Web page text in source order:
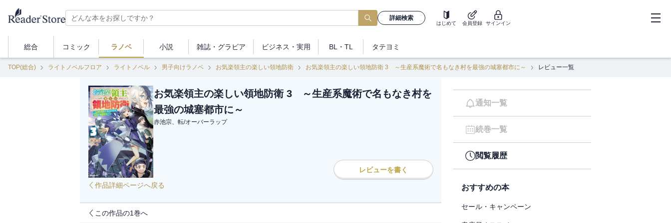
詳細検索
はじめて 会員登録 サインイン
総合 コミック ラノベ 小説 雑誌・ グラビア ビジネス ・実用 BL・TL タテヨミ
TOP(総合) ライトノベルフロア ライトノベル 男子向けラノベ お気楽領主の楽しい領地防衛 お気楽領主の楽しい領地防衛 3 ～生産系魔術で名もなき村を最強の城塞都市に～ レビュー一覧
お気楽領主の楽しい領地防衛 3 ～生産系魔術で名もなき村を
最強の城塞都市に～
赤池宗、転/オーバーラップ
レビューを書く
作品詳細ページへ戻る
この作品の1巻へ
通知一覧
続巻一覧
閲覧履歴
おすすめの本
セール・キャンペーン